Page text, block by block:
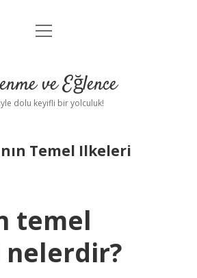
Anasayfa
Yasal Uyarı
menüyü
ve Eğlence
dolu keyifli bir yolculuk!
Temel Ilkeleri
temel